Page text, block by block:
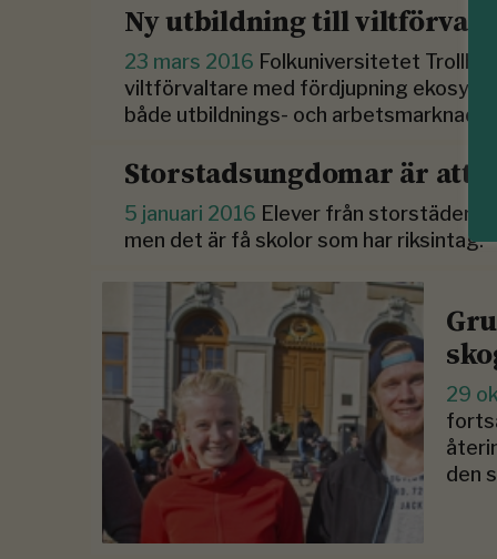
Ny utbildning till
23 mars 2016 Folkuniversitetet
viltförvaltare med fördjupning
både utbildnings- och
Storstadsungdomar är
5 januari 2016 Elever från
men det är få skolor som har riksintag.
29
den